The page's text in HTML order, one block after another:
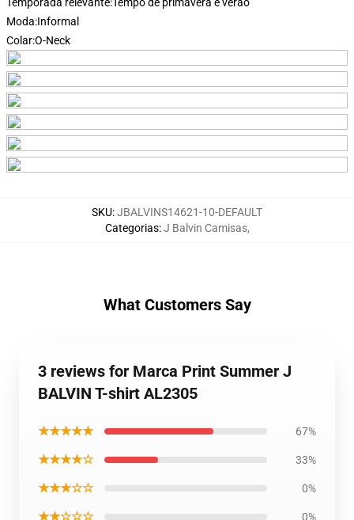
Moda:Informal
Colar:O-Neck
SKU:JBALVINS14621-10-DEFAULT
Categorias:J Balvin Camisas,
What Customers Say
3 reviews for Marca Print Summer J
BALVIN T-shirt AL2305
★★★★★ 67%
★★★★☆ 33%
★★★☆☆ 0%
★★☆☆☆ 0%